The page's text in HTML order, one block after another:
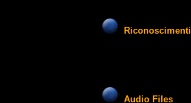
Riconoscimenti
Audio Files